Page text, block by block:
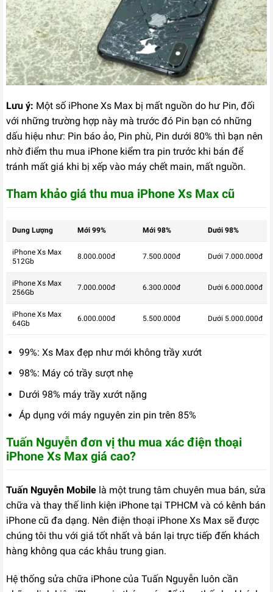
Lưu ý: Một số iPhone Xs Max bị mất nguồn do hư Pin, đối
với những trường hợp này mà trước đó Pin bạn có những
dấu hiệu như: Pin báo ảo, Pin phù, Pin dưới 80% thì bạn nên
nhờ điểm thu mua iPhone kiểm tra pin trước khi bán để
tránh mất giá khi bị xếp vào máy chết main, mất nguồn.
Tham khảo giá thu mua iPhone Xs Max cũ
Dung Lượng Mới 99% Mới 98% Dưới 98%
iPhone Xs Max
512Gb
8.000.000đ 7.500.000đ Dưới 7.000.000đ
iPhone Xs Max
256Gb
7.000.000đ 6.300.000đ Dưới 6.000.000đ
iPhone Xs Max
64Gb
6.000.000đ 5.500.000đ Dưới 5.000.000đ
99%: Xs Max đẹp như mới không trầy xướt
98%: Máy có trầy sượt nhẹ
Dưới 98% máy trầy xướt nặng
Áp dụng với máy nguyên zin pin trên 85%
Tuấn Nguyễn đơn vị thu mua xác điện thoại
iPhone Xs Max giá cao?
Tuấn Nguyễn Mobile là một trung tâm chuyên mua bán, sửa
chữa và thay thế linh kiện iPhone tại TPHCM và có kênh bán
iPhone cũ đa dạng. Nên điện thoại iPhone Xs Max sẽ được
chúng tôi thu với giá tốt nhất và bán lại trực tiếp đến khách
hàng không qua các khâu trung gian.
Hệ thống sửa chữa iPhone của Tuấn Nguyễn luôn cần